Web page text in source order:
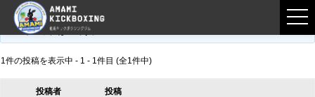
フロントページ › フォーラム
このトピックは空です。
1件の投稿を表示中 - 1 - 1件目 (全1件中)
投稿者 投稿